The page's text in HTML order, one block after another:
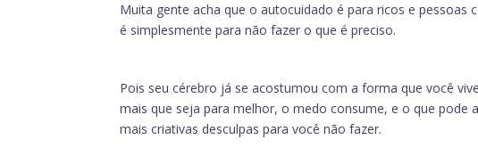
Muita gente acha que o autocuidado é para ricos e
é simplesmente para não fazer o que é preciso.
Pois seu cérebro já se acostumou com a forma que você
mais que seja para melhor, o medo consume, e o que pode
mais criativas desculpas para você não fazer.